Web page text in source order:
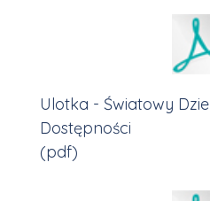
Ulotka - Światowy
Dostępności
(pdf)